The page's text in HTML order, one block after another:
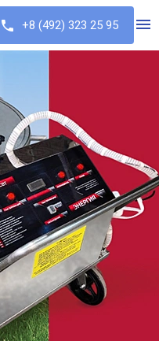
+8 (492) 323 25 95